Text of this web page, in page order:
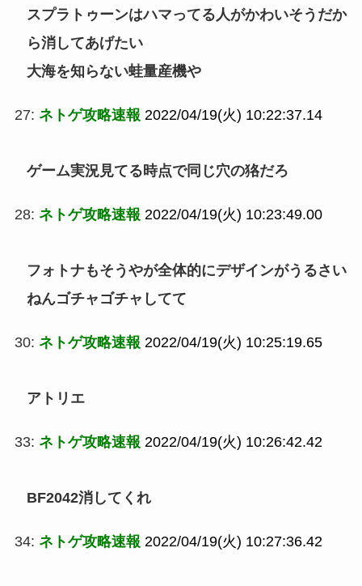
スプラトゥーンはハマってる人がかわいそうだか
ら消してあげたい
大海を知らない蛙量産機や
27: ネトゲ攻略速報 2022/04/19(火) 10:22:37.14
ゲーム実況見てる時点で同じ穴の狢だろ
28: ネトゲ攻略速報 2022/04/19(火) 10:23:49.00
フォトナもそうやが全体的にデザインがうるさい
ねんゴチャゴチャしてて
30: ネトゲ攻略速報 2022/04/19(火) 10:25:19.65
アトリエ
33: ネトゲ攻略速報 2022/04/19(火) 10:26:42.42
BF2042消してくれ
34: ネトゲ攻略速報 2022/04/19(火) 10:27:36.42